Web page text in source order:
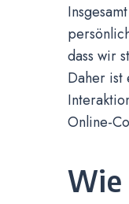
dass wir
Daher ist
Online-
Wie